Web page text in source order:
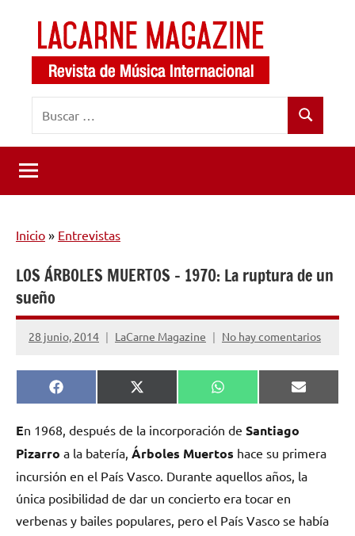
contenido
LaCarne
Magazine
de
música
internacional
Buscar
Inicio » Entrevistas
LOS ÁRBOLES MUERTOS – 1970: La ruptura de un
sueño
28 junio, 2014 LaCarne Magazine No hay comentarios
Compartir
en
Facebook
Compartir
en
X
(Twitter)
Compartir
en
WhatsApp
en
Email
En 1968, después de la incorporación de Santiago
Pizarro a la batería, Árboles Muertos hace su primera
incursión en el País Vasco. Durante aquellos años, la
única posibilidad de dar un concierto era tocar en
verbenas y bailes populares, pero el País Vasco se había